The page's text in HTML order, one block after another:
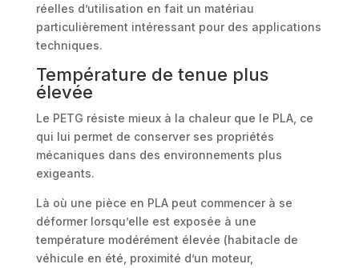
réelles d’utilisation en fait un matériau
particulièrement intéressant pour des applications
techniques.
Température de tenue plus
élevée
Le PETG résiste mieux à la chaleur que le PLA, ce
qui lui permet de conserver ses propriétés
mécaniques dans des environnements plus
exigeants.
Là où une pièce en PLA peut commencer à se
déformer lorsqu’elle est exposée à une
température modérément élevée (habitacle de
véhicule en été, proximité d’un moteur,